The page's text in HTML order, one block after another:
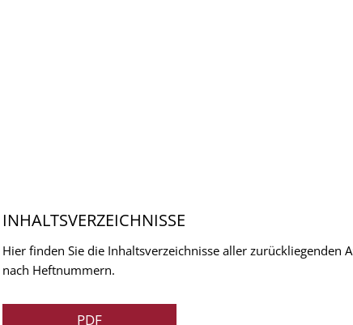
INHALTSVERZEICHNISSE
Hier finden Sie die Inhaltsverzeichnisse aller zurückliegenden
nach Heftnummern.
PDF